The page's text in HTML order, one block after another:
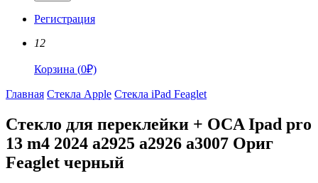
Регистрация
12
Корзина (0₽)
Главная Стекла Apple Стекла iPad Feaglet
Стекло для переклейки + OCA Ipad pro
13 m4 2024 a2925 a2926 a3007 Ориг
Feaglet черный